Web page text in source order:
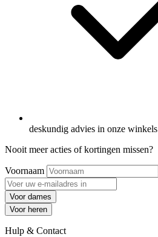
deskundig advies in onze winkels
Nooit meer acties of kortingen missen?
Voornaam
Voor dames
Voor heren
Hulp & Contact